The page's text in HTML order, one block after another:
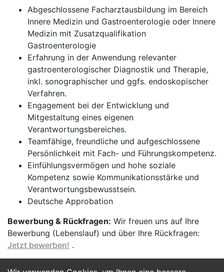
Abgeschlossene Facharztausbildung im Bereich
Innere Medizin und Gastroenterologie oder Innere
Medizin mit Zusatzqualifikation
Gastroenterologie
Erfahrung in der Anwendung relevanter
gastroenterologischer Diagnostik und Therapie,
inkl. sonographischer und ggfs. endoskopischer
Verfahren.
Engagement bei der Entwicklung und
Mitgestaltung eines eigenen
Verantwortungsbereiches.
Teamfähige, freundliche und aufgeschlossene
Persönlichkeit mit Fach- und Führungskompetenz.
Einfühlungsvermögen und hohe soziale
Kompetenz sowie Kommunikationsstärke und
Verantwortungsbewusstsein.
Deutsche Approbation
Bewerbung & Rückfragen: Wir freuen uns auf Ihre
Bewerbung (Lebenslauf) und über Ihre Rückfragen:
Jetzt bewerben! .